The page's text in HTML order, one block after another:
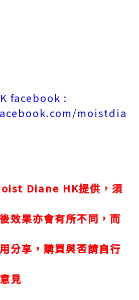
facebook :
moistdia
Diane HK提供，須
效果亦會有所不同，而
分享，購買與否請自行
見